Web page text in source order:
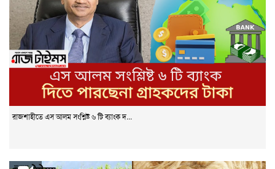
রাজশাহীতে এস আলম সংশ্লিষ্ট ৬ টি ব্যাংক দ...